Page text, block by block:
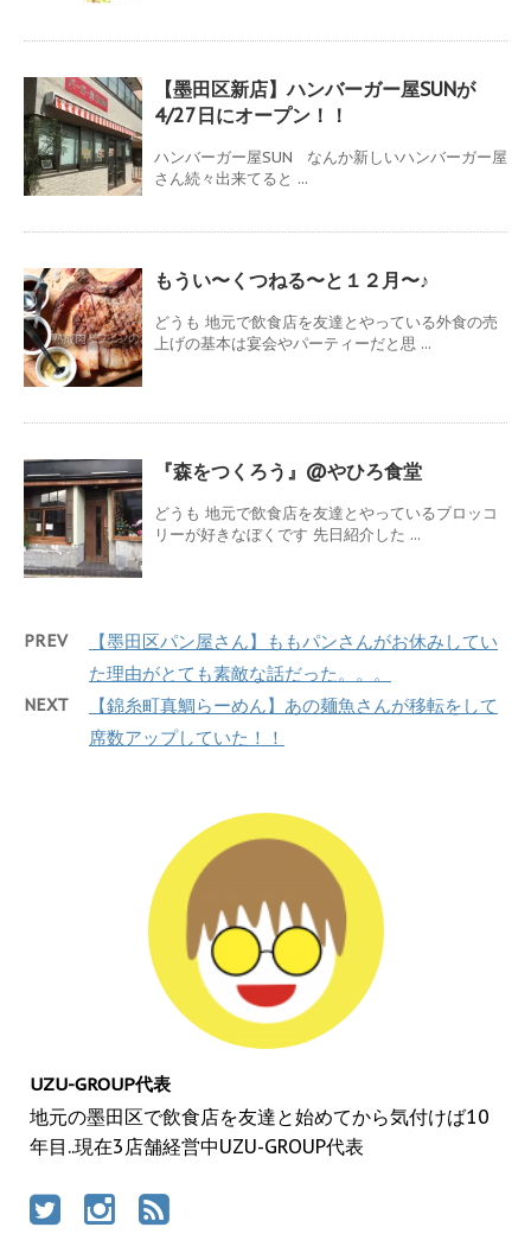
【墨田区新店】ハンバーガー屋SUNが
4/27日にオープン！！
ハンバーガー屋SUN なんか新しいハンバーガー屋
さん続々出来てると ...
もうい〜くつねる〜と１２月〜♪
どうも 地元で飲食店を友達とやっている外食の売
上げの基本は宴会やパーティーだと思 ...
『森をつくろう』@やひろ食堂
どうも 地元で飲食店を友達とやっているブロッコ
リーが好きなぼくです 先日紹介した ...
PREV
【墨田区パン屋さん】ももパンさんがお休みしてい
た理由がとても素敵な話だった。。。
NEXT
【錦糸町真鯛らーめん】あの麺魚さんが移転をして
席数アップしていた！！
UZU-GROUP代表
地元の墨田区で飲食店を友達と始めてから気付けば10
年目..現在3店舗経営中UZU-GROUP代表